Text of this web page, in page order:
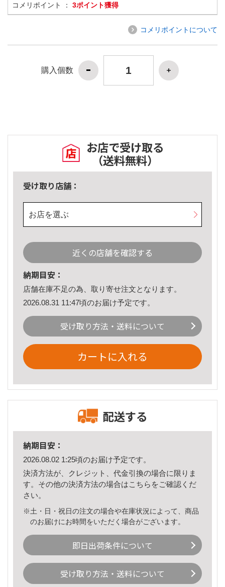
コメリポイント ： 3ポイント獲得
コメリポイントについて
購入個数
お店で受け取る
（送料無料）
受け取り店舗：
お店を選ぶ
近くの店舗を確認する
納期目安：
店舗在庫不足の為、取り寄せ注文となります。
2026.08.31 11:47頃のお届け予定です。
受け取り方法・送料について
カートに入れる
配送する
納期目安：
2026.08.02 1:25頃のお届け予定です。
決済方法が、クレジット、代金引換の場合に限りま
す。その他の決済方法の場合はこちら をご確認くだ
さい。
※土・日・祝日の注文の場合や在庫状況によって、商品
のお届けにお時間をいただく場合がございます。
即日出荷条件について
受け取り方法・送料について